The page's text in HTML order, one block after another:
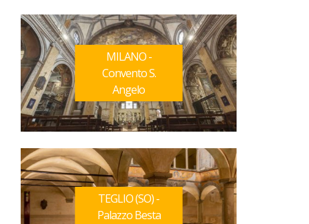
MILANO -
Convento S.
Angelo
TEGLIO (SO) -
Palazzo Besta